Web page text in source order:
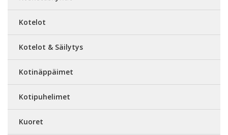
Kotelot
Kotelot & Säilytys
Kotinäppäimet
Kotipuhelimet
Kuoret